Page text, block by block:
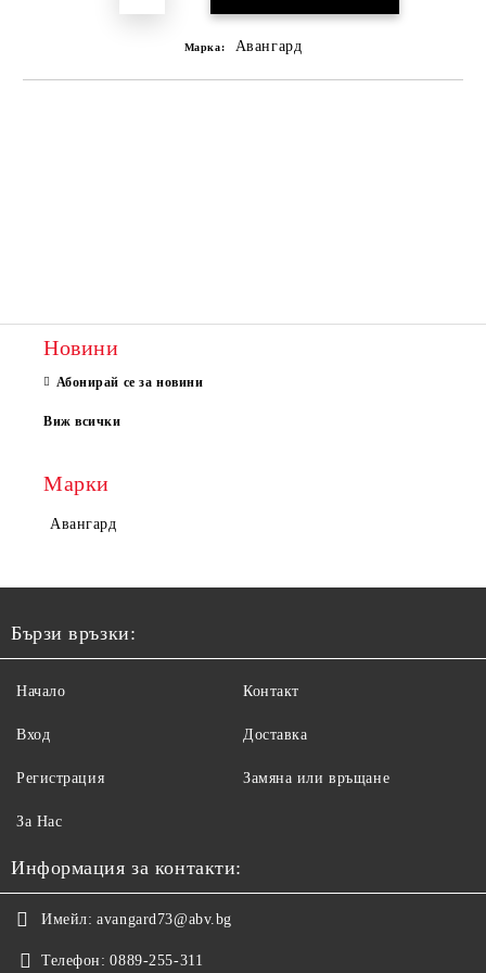
Марка: Авангард
Новини
Абонирай се за новини
Виж всички
Марки
Авангард
Бързи връзки:
Начало
Вход
Регистрация
За Нас
Контакт
Доставка
Замяна или връщане
Информация за контакти:
Имейл: avangard73@abv.bg
Телефон: 0889-255-311